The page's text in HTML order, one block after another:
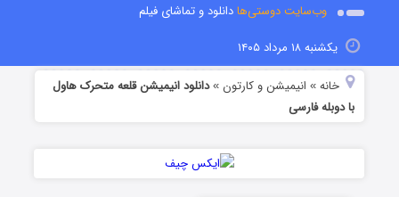
وب‌سایت دوستی‌هادانلود و تماشای فیلم
یکشنبه ۱۸ مرداد ۱۴۰۵
خانه » انیمیشن و کارتون »دانلود انیمیشن قلعه متحرک هاول
با دوبله فارسی